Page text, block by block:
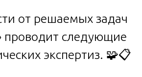
от решаемых задач
следующие
экспертиз. 🧩📋